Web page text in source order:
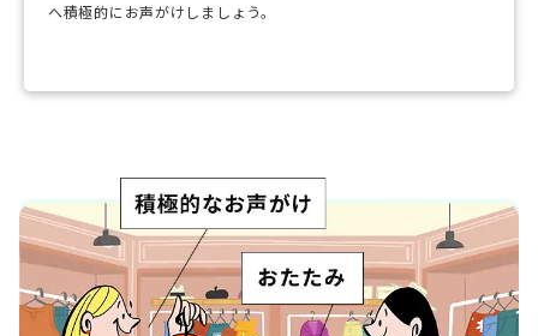
へ積極的にお声がけしましょう。